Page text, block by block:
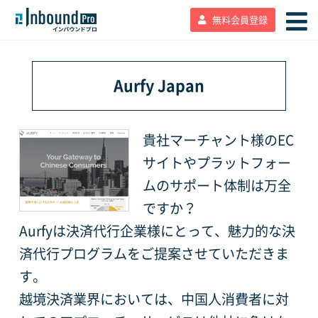
無料会員登録
Aurfy Japan
貴社マーチャント様のEC
サイトやプラットフォー
ムのサポート体制は万全
ですか？
Aurfyは決済代行企業様にとって、魅力的な決
済代行プログラムをご提案させていただきま
す。
越境決済業界においては、中国人消費者に対